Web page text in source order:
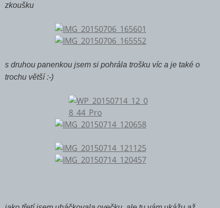
zkoušku
s druhou panenkou jsem si pohrála trošku víc a je také o
trochu větší :-)